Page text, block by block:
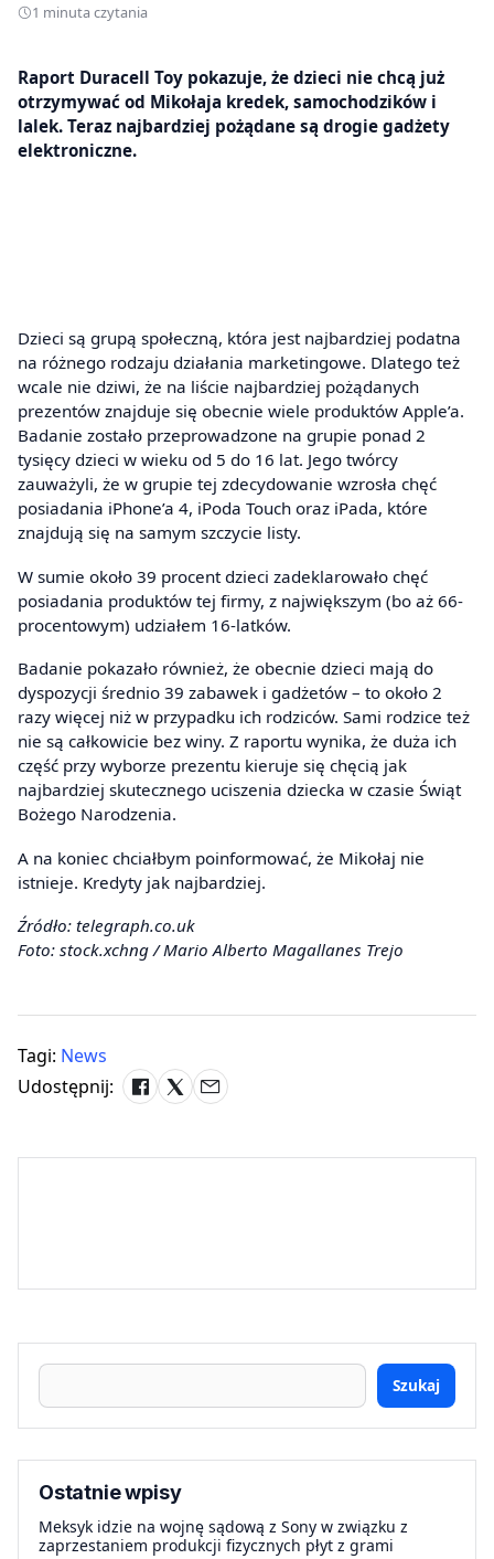
1 minuta czytania
Raport Duracell Toy pokazuje, że dzieci nie chcą już
otrzymywać od Mikołaja kredek, samochodzików i
lalek. Teraz najbardziej pożądane są drogie gadżety
elektroniczne.
Dzieci są grupą społeczną, która jest najbardziej podatna
na różnego rodzaju działania marketingowe. Dlatego też
wcale nie dziwi, że na liście najbardziej pożądanych
prezentów znajduje się obecnie wiele produktów Apple’a.
Badanie zostało przeprowadzone na grupie ponad 2
tysięcy dzieci w wieku od 5 do 16 lat. Jego twórcy
zauważyli, że w grupie tej zdecydowanie wzrosła chęć
posiadania iPhone’a 4, iPoda Touch oraz iPada, które
znajdują się na samym szczycie listy.
W sumie około 39 procent dzieci zadeklarowało chęć
posiadania produktów tej firmy, z największym (bo aż 66-
procentowym) udziałem 16-latków.
Badanie pokazało również, że obecnie dzieci mają do
dyspozycji średnio 39 zabawek i gadżetów – to około 2
razy więcej niż w przypadku ich rodziców. Sami rodzice też
nie są całkowicie bez winy. Z raportu wynika, że duża ich
część przy wyborze prezentu kieruje się chęcią jak
najbardziej skutecznego uciszenia dziecka w czasie Świąt
Bożego Narodzenia.
A na koniec chciałbym poinformować, że Mikołaj nie
istnieje. Kredyty jak najbardziej.
Źródło: telegraph.co.uk
Foto: stock.xchng / Mario Alberto Magallanes Trejo
Tagi: News
Udostępnij:
Szukaj
Ostatnie wpisy
Meksyk idzie na wojnę sądową z Sony w związku z
zaprzestaniem produkcji fizycznych płyt z grami